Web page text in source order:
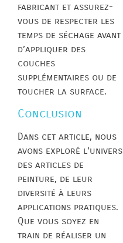
fabricant et assurez-
vous de respecter les
temps de séchage avant
d’appliquer des
couches
supplémentaires ou de
toucher la surface.
Conclusion
Dans cet article, nous
avons exploré l’univers
des articles de
peinture, de leur
diversité à leurs
applications pratiques.
Que vous soyez en
train de réaliser un